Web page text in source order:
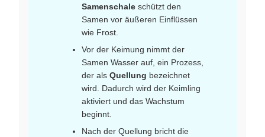
Samenschale schützt den
Samen vor äußeren Einflüssen
wie Frost.
Vor der Keimung nimmt der
Samen Wasser auf, ein Prozess,
der als Quellung bezeichnet
wird. Dadurch wird der Keimling
aktiviert und das Wachstum
beginnt.
Nach der Quellung bricht die